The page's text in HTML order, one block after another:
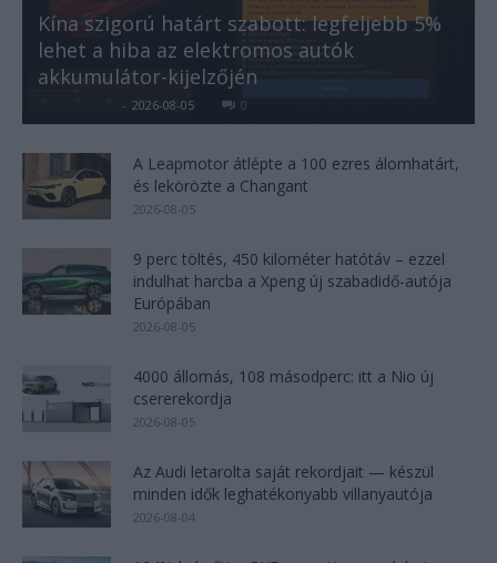
Kína szigorú határt szabott: legfeljebb 5%
lehet a hiba az elektromos autók
akkumulátor-kijelzőjén
- 2026-08-05 0
A Leapmotor átlépte a 100 ezres álomhatárt,
és lekörözte a Changant
2026-08-05
9 perc töltés, 450 kilométer hatótáv – ezzel
indulhat harcba a Xpeng új szabadidő-autója
Európában
2026-08-05
4000 állomás, 108 másodperc: itt a Nio új
csererekordja
2026-08-05
Az Audi letarolta saját rekordjait — készül
minden idők leghatékonyabb villanyautója
2026-08-04